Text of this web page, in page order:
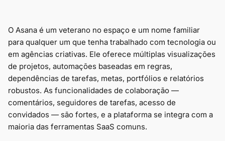
O Asana é um veterano no espaço e um nome familiar
para qualquer um que tenha trabalhado com tecnologia ou
em agências criativas. Ele oferece múltiplas visualizações
de projetos, automações baseadas em regras,
dependências de tarefas, metas, portfólios e relatórios
robustos. As funcionalidades de colaboração —
comentários, seguidores de tarefas, acesso de
convidados — são fortes, e a plataforma se integra com a
maioria das ferramentas SaaS comuns.